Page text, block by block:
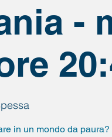
-
in un mondo da paura?